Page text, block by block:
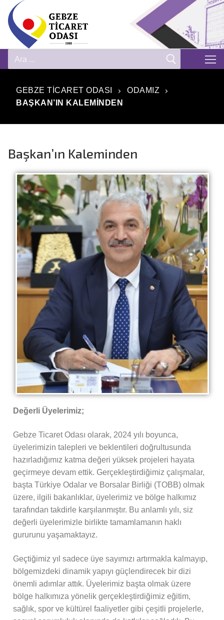
GEBZE TICARET ODASI
ODAMIZ
BAŞKAN’IN KALEMINDEN
Başkan’ın Kaleminden
Değerli Üyelerimiz;
Gebze Ticaret Odası olarak, 2024 yılı boyunca,
üyelerimizin talepleri ve beklentileri doğrultusunda
hazırladığımız katma değeri yüksek projeleri hayata
geçirmeye devam ettik. Gerçekleştirdiğimiz çalışmalar,
başta Türkiye Odalar ve Borsalar Birliği (TOBB) olmak
üzere, ilgili bakanlıklar, üyelerimiz ve bölge halkımız
tarafından takdirle karşılanmıştır. Bu anlamlı yılı, siz
değerli üyelerimizle birlikte tamamlamanın haklı
gururunu yaşamaktayız.
Geçtiğimiz yıl sadece üye sayımızı artırmakla kalmayıp,
bölgemizdeki dinamik yapıyı güçlendirecek bir dizi
önemli adımlar attık. Üyelerimiz başta olmak üzere
bölge halkımıza yönelik gerçekleştirdiğimiz eğitim,
sağlık, spor ve kültürel faaliyetler gibi çeşitli projelerle,